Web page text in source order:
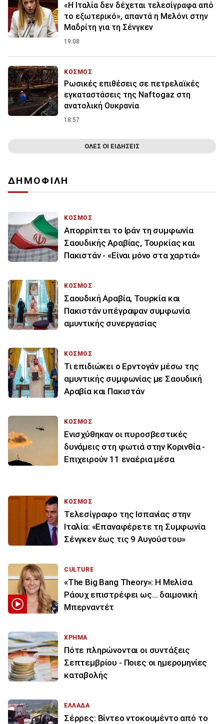
«Η Ιταλία δεν δέχεται τελεσίγραφα από
το εξωτερικό», απαντά η Μελόνι στην
Μαδρίτη για τη Σένγκεν
19:08
ΚΟΣΜΟΣ
Ρωσικές επιθέσεις σε πετρελαϊκές
εγκαταστάσεις της Naftogaz στη
ανατολική Ουκρανία
18:57
ΟΛΕΣ ΟΙ ΕΙΔΗΣΕΙΣ
ΔΗΜΟΦΙΛΗ
ΚΟΣΜΟΣ
Απορρίπτει το Ιράν τη συμφωνία
Σαουδικής Αραβίας, Τουρκίας και
Πακιστάν - «Είναι μόνο στα χαρτιά»
ΚΟΣΜΟΣ
Σαουδική Αραβία, Τουρκία και
Πακιστάν υπέγραψαν συμφωνία
αμυντικής συνεργασίας
ΚΟΣΜΟΣ
Τι επιδιώκει ο Ερντογάν μέσω της
αμυντικής συμφωνίας με Σαουδική
Αραβία και Πακιστάν
ΚΟΣΜΟΣ
Ενισχύθηκαν οι πυροσβεστικές
δυνάμεις στη φωτιά στην Κορινθία -
Επιχειρούν 11 εναέρια μέσα
ΚΟΣΜΟΣ
Τελεσίγραφο της Ισπανίας στην
Ιταλία: «Επαναφέρετε τη Συμφωνία
Σένγκεν έως τις 9 Αυγούστου»
CULTURE
«The Big Bang Theory»: Η Μελίσα
Ράουχ επιστρέφει ως… δαιμονική
Μπερναντέτ
ΧΡΗΜΑ
Πότε πληρώνονται οι συντάξεις
Σεπτεμβρίου - Ποιες οι ημερομηνίες
καταβολής
ΕΛΛΑΔΑ
Σέρρες: Βίντεο ντοκουμέντο από το